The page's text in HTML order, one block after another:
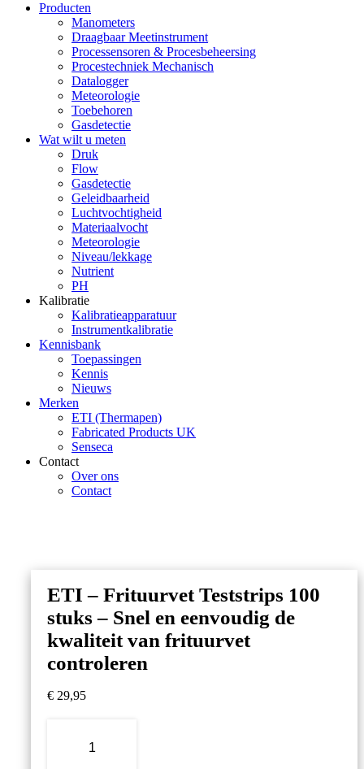
Producten
Manometers
Draagbaar Meetinstrument
Processensoren & Procesbeheersing
Procestechniek Mechanisch
Datalogger
Meteorologie
Toebehoren
Gasdetectie
Wat wilt u meten
Druk
Flow
Gasdetectie
Geleidbaarheid
Luchtvochtigheid
Materiaalvocht
Meteorologie
Niveau/lekkage
Nutrient
PH
Kalibratie
Kalibratieapparatuur
Instrumentkalibratie
Kennisbank
Toepassingen
Kennis
Nieuws
Merken
ETI (Thermapen)
Fabricated Products UK
Senseca
Contact
Over ons
Contact
ETI – Frituurvet Teststrips 100
stuks – Snel en eenvoudig de
kwaliteit van frituurvet
controleren
€ 29,95